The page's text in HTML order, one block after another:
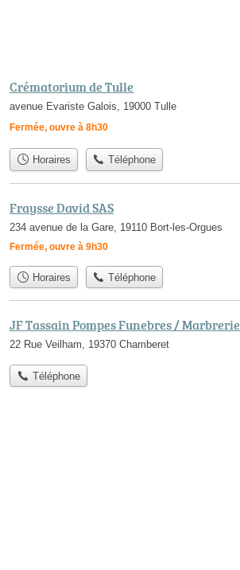
Crématorium de Tulle
avenue Evariste Galois, 19000 Tulle
Fermée, ouvre à 8h30
Horaires Téléphone
Fraysse David SAS
234 avenue de la Gare, 19110 Bort-les-Orgues
Fermée, ouvre à 9h30
Horaires Téléphone
JF Tassain Pompes Funebres / Marbrerie
22 Rue Veilham, 19370 Chamberet
Téléphone